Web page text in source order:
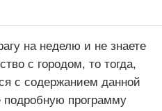
на неделю и не знаете
с городом, то тогда,
с содержанием данной
подробную программу